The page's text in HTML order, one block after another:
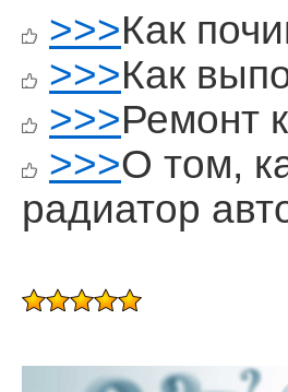
>>>Как
>>>Как
>>>Ремонт
>>>О том,
радиатор